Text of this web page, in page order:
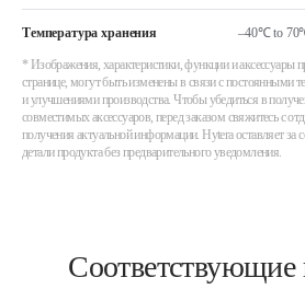
Температура хранения –40℃ to
* Изображения, характеристики, функции и аксессуары
странице, могут быть изменены в связи с постоянными
и улучшениями производства. Чтобы убедиться в
совместимых аксессуаров, перед заказом свяжитесь с
получения актуальной информации. Hytera оставляет за
детали продукта без предварительного уведомления.
Соответствующие